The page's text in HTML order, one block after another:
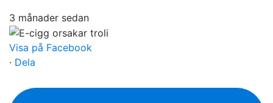
3 månader sedan
Visa på Facebook
· Dela